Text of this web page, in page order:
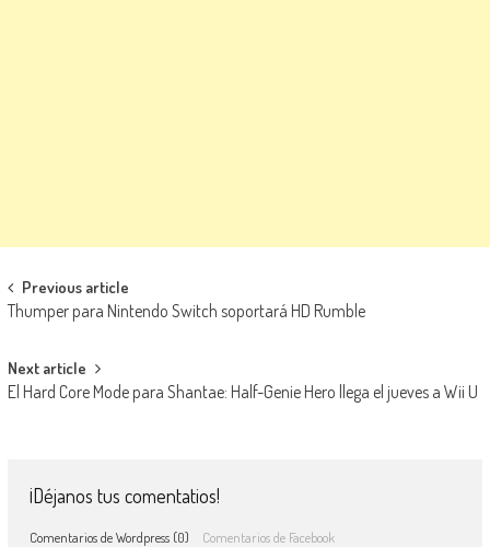
Navegación de entradas
Previous article
Thumper para Nintendo Switch soportará HD Rumble
Next article
El Hard Core Mode para Shantae: Half-Genie Hero llega el jueves a Wii U
¡Déjanos tus comentatios!
Comentarios de Wordpress (0) Comentarios de Facebook